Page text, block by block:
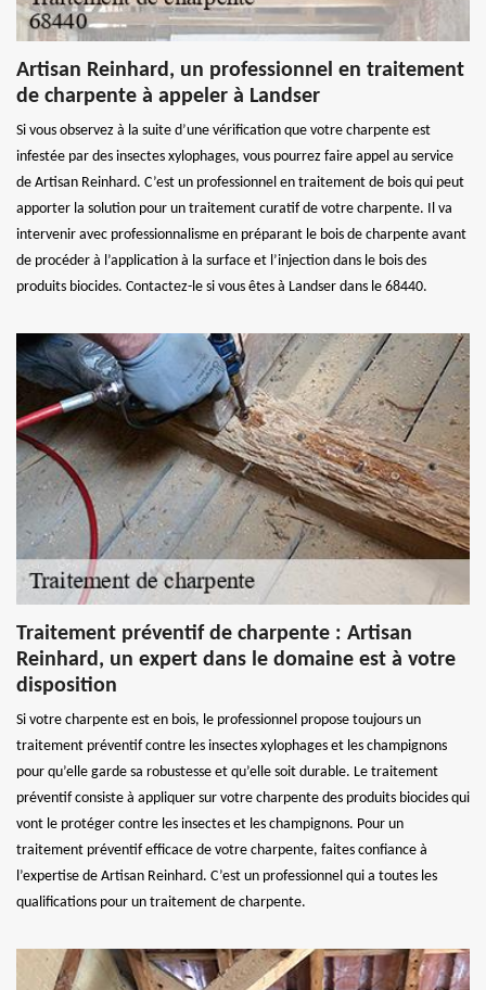
Artisan Reinhard, un professionnel en traitement
de charpente à appeler à Landser
Si vous observez à la suite d’une vérification que votre charpente est
infestée par des insectes xylophages, vous pourrez faire appel au service
de Artisan Reinhard. C’est un professionnel en traitement de bois qui peut
apporter la solution pour un traitement curatif de votre charpente. Il va
intervenir avec professionnalisme en préparant le bois de charpente avant
de procéder à l’application à la surface et l’injection dans le bois des
produits biocides. Contactez-le si vous êtes à Landser dans le 68440.
Traitement préventif de charpente : Artisan
Reinhard, un expert dans le domaine est à votre
disposition
Si votre charpente est en bois, le professionnel propose toujours un
traitement préventif contre les insectes xylophages et les champignons
pour qu’elle garde sa robustesse et qu’elle soit durable. Le traitement
préventif consiste à appliquer sur votre charpente des produits biocides qui
vont le protéger contre les insectes et les champignons. Pour un
traitement préventif efficace de votre charpente, faites confiance à
l’expertise de Artisan Reinhard. C’est un professionnel qui a toutes les
qualifications pour un traitement de charpente.